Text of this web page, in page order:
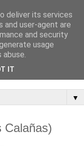
▼
Calañas)
deliver its services
and user-agent are
and security
usage
IT